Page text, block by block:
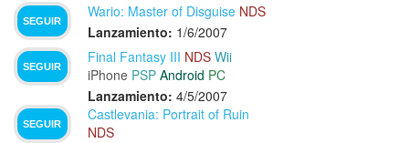
SEGUIR
Wario: Master of Disguise NDS
Lanzamiento: 1/6/2007
SEGUIR
Final Fantasy III NDS Wii
iPhone PSP Android PC
Lanzamiento: 4/5/2007
SEGUIR
Castlevania: Portrait of Ruin
NDS